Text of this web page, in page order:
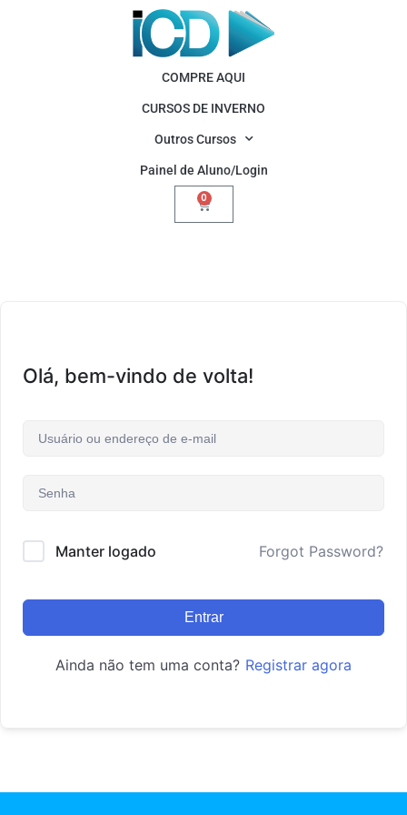
COMPRE AQUI
CURSOS DE INVERNO
Outros Cursos
Painel de Aluno/Login
0
Olá, bem-vindo de volta!
Manter logado Forgot Password?
Entrar
Ainda não tem uma conta? Registrar agora